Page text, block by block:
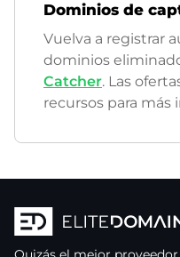
Dominios de
Vuelva a registrar
dominios
Catcher. Las
recursos para más